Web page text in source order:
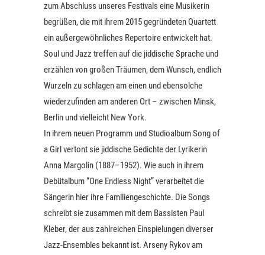
zum Abschluss unseres Festivals eine Musikerin
begrüßen, die mit ihrem 2015 gegründeten Quartett
ein außergewöhnliches Repertoire entwickelt hat.
Soul und Jazz treffen auf die jiddische Sprache und
erzählen von großen Träumen, dem Wunsch, endlich
Wurzeln zu schlagen am einen und ebensolche
wiederzufinden am anderen Ort – zwischen Minsk,
Berlin und vielleicht New York.
In ihrem neuen Programm und Studioalbum Song of
a Girl vertont sie jiddische Gedichte der Lyrikerin
Anna Margolin (1887–1952). Wie auch in ihrem
Debütalbum “One Endless Night” verarbeitet die
Sängerin hier ihre Familiengeschichte. Die Songs
schreibt sie zusammen mit dem Bassisten Paul
Kleber, der aus zahlreichen Einspielungen diverser
Jazz-Ensembles bekannt ist. Arseny Rykov am